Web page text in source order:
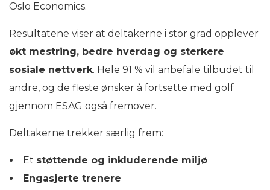
Oslo Economics.
Resultatene viser at deltakerne i stor grad opplever
økt mestring, bedre hverdag og sterkere
sosiale nettverk. Hele 91 % vil anbefale tilbudet til
andre, og de fleste ønsker å fortsette med golf
gjennom ESAG også fremover.
Deltakerne trekker særlig frem:
Et støttende og inkluderende miljø
Engasjerte trenere